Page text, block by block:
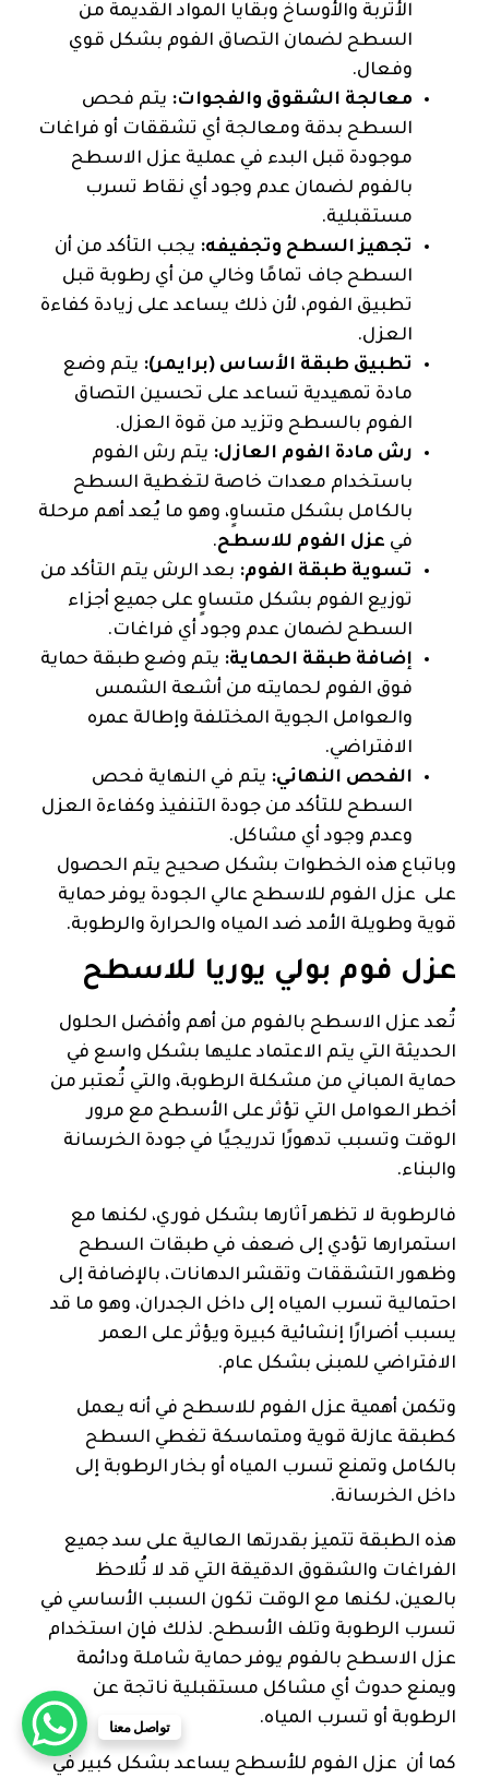
الأتربة والأوساخ وبقايا المواد القديمة من
السطح لضمان التصاق الفوم بشكل قوي
وفعال.
معالجة الشقوق والفجوات: يتم فحص
السطح بدقة ومعالجة أي تشققات أو فراغات
موجودة قبل البدء في عملية عزل الاسطح
بالفوم لضمان عدم وجود أي نقاط تسرب
مستقبلية.
تجهيز السطح وتجفيفه: يجب التأكد من أن
السطح جاف تمامًا وخالي من أي رطوبة قبل
تطبيق الفوم، لأن ذلك يساعد على زيادة كفاءة
العزل.
تطبيق طبقة الأساس (برايمر): يتم وضع
مادة تمهيدية تساعد على تحسين التصاق
الفوم بالسطح وتزيد من قوة العزل.
رش مادة الفوم العازل: يتم رش الفوم
باستخدام معدات خاصة لتغطية السطح
بالكامل بشكل متساوٍ، وهو ما يُعد أهم مرحلة
في عزل الفوم للاسطح.
تسوية طبقة الفوم: بعد الرش يتم التأكد من
توزيع الفوم بشكل متساوٍ على جميع أجزاء
السطح لضمان عدم وجود أي فراغات.
إضافة طبقة الحماية: يتم وضع طبقة حماية
فوق الفوم لحمايته من أشعة الشمس
والعوامل الجوية المختلفة وإطالة عمره
الافتراضي.
الفحص النهائي: يتم في النهاية فحص
السطح للتأكد من جودة التنفيذ وكفاءة العزل
وعدم وجود أي مشاكل.
وباتباع هذه الخطوات بشكل صحيح يتم الحصول
على عزل الفوم للاسطح عالي الجودة يوفر حماية
قوية وطويلة الأمد ضد المياه والحرارة والرطوبة.
عزل فوم بولي يوريا للاسطح
تُعد عزل الاسطح بالفوم من أهم وأفضل الحلول
الحديثة التي يتم الاعتماد عليها بشكل واسع في
حماية المباني من مشكلة الرطوبة، والتي تُعتبر من
أخطر العوامل التي تؤثر على الأسطح مع مرور
الوقت وتسبب تدهورًا تدريجيًا في جودة الخرسانة
والبناء.
فالرطوبة لا تظهر آثارها بشكل فوري، لكنها مع
استمرارها تؤدي إلى ضعف في طبقات السطح
وظهور التشققات وتقشر الدهانات، بالإضافة إلى
احتمالية تسرب المياه إلى داخل الجدران، وهو ما قد
يسبب أضرارًا إنشائية كبيرة ويؤثر على العمر
الافتراضي للمبنى بشكل عام.
وتكمن أهمية عزل الفوم للاسطح في أنه يعمل
كطبقة عازلة قوية ومتماسكة تغطي السطح
بالكامل وتمنع تسرب المياه أو بخار الرطوبة إلى
داخل الخرسانة.
هذه الطبقة تتميز بقدرتها العالية على سد جميع
الفراغات والشقوق الدقيقة التي قد لا تُلاحظ
بالعين، لكنها مع الوقت تكون السبب الأساسي في
تسرب الرطوبة وتلف الأسطح. لذلك فإن استخدام
عزل الاسطح بالفوم يوفر حماية شاملة ودائمة
ويمنع حدوث أي مشاكل مستقبلية ناتجة عن
الرطوبة أو تسرب المياه.
كما أن عزل الفوم للأسطح يساعد بشكل كبير في
تواصل معنا